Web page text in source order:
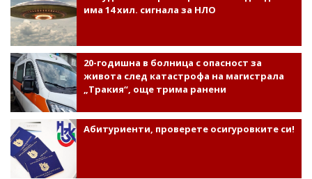
има 14 хил. сигнала за НЛО
20-годишна в болница с опасност за
живота след катастрофа на магистрала
„Тракия“, още трима ранени
Абитуриенти, проверете осигуровките си!